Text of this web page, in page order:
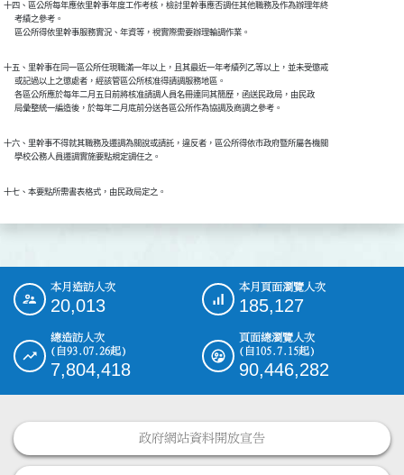
十四、區公所每年應依里幹事年度工作考核，檢討里幹事應否調任其他職務及作為辦理年終
      考績之參考。
十五、里幹事在同一區公所任現職滿一年以上，且其最近一年考績列乙等以上，並未受懲戒
      或記過以上之懲處者，經該管區公所核准得請調服務地區。
      各區公所應於每年二月五日前將核准請調人員名冊連同其簡歷，函送民政局，由民政
十六、里幹事不得就其職務及遷調為關說或請託，違反者，區公所得依市政府暨所屬各機關
::: 本月造訪人次
20,013
本月頁面瀏覽人次
185,127
總造訪人次
(自93.07.26起)
7,804,418
頁面總瀏覽人次
(自105.7.15起)
90,446,282
政府網站資料開放宣告